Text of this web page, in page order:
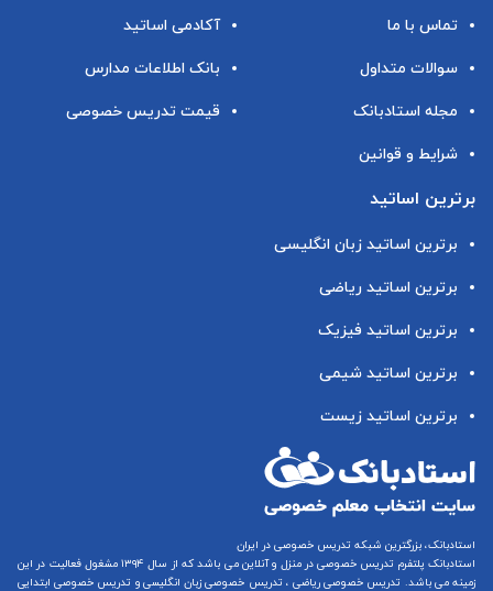
تماس با ما
سوالات متداول
مجله استادبانک
شرایط و قوانین
آکادمی اساتید
بانک اطلاعات مدارس
قیمت تدریس خصوصی
برترین اساتید
برترین اساتید زبان انگلیسی
برترین اساتید ریاضی
برترین اساتید فیزیک
برترین اساتید شیمی
برترین اساتید زیست
استادبانک، بزرگترین شبکه تدریس خصوصی در ایران
استادبانک پلتفرم تدریس خصوصی در منزل و آنلاین
می باشد که از سال ۱۳۹۴ مشغول فعالیت در این
زمینه می باشد. تدریس خصوصی ریاضی ، تدریس خصوصی زبان انگلیسیو تدریس خصوصی ابتدایی